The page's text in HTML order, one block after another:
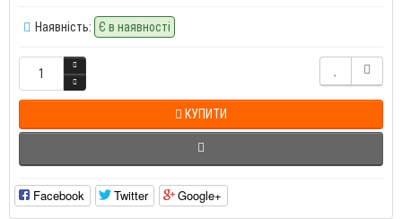
Наявність: Є в наявності
КУПИТИ
Facebook Twitter Google+